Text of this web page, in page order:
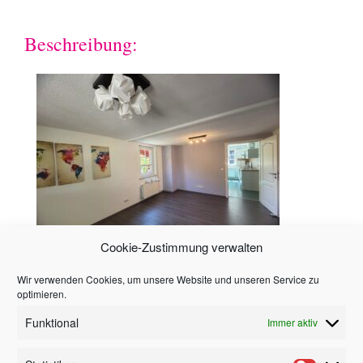
Cookie-Zustimmung verwalten
Wir verwenden Cookies, um unsere Website und unseren Service zu
optimieren.
Funktional Immer aktiv
Beschreibung:
Hinweis
Alle in diesem Angebot enthaltenen Angaben,